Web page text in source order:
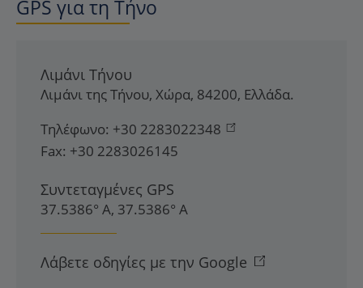
GPS για τη Τήνο
Λιμάνι Τήνου
Λιμάνι της Τήνου, Χώρα, 84200, Ελλάδα.
Τηλέφωνο: +30 2283022348
Fax: +30 2283026145
Συντεταγμένες GPS
37.5386° Α, 37.5386° Α
Λάβετε οδηγίες με την Google